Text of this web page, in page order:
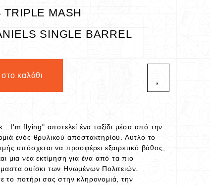
MASH
SINGLE BARREL
καλάθι
flying" αποτελεί ένα ταξίδι μέσα από την
ενός θρυλικού αποστακτηρίου. Αυτλο το
υπόσχεται να προσφέρει εξαιρετικό βάθος,
μια νέα εκτίμηση για ένα από τα πιο
ουίσκι των Ηνωμένων Πολιτειών.
το ποτήρι σας στην κληρονομιά, την